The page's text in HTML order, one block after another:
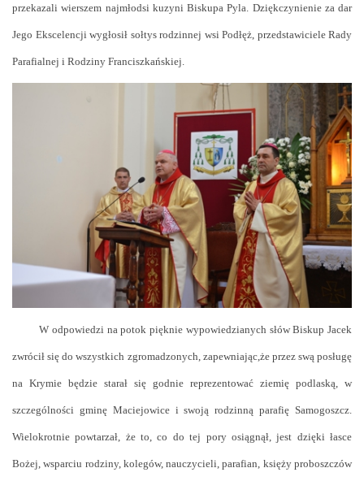
przekazali wierszem najmłodsi kuzyni Biskupa Pyla. Dziękczynienie za dar
Jego Ekscelencji wygłosił sołtys rodzinnej wsi Podłęż, przedstawiciele Rady
Parafialnej i Rodziny Franciszkańskiej.
W odpowiedzi na potok pięknie wypowiedzianych słów Biskup Jacek
zwrócił się do wszystkich zgromadzonych, zapewniając,że przez swą posługę
na Krymie będzie starał się godnie reprezentować ziemię podlaską, w
szczególności gminę Maciejowice i swoją rodzinną parafię Samogoszcz.
Wielokrotnie powtarzał, że to, co do tej pory osiągnął, jest dzięki łasce
Bożej, wsparciu rodziny, kolegów, nauczycieli, parafian, księży proboszczów